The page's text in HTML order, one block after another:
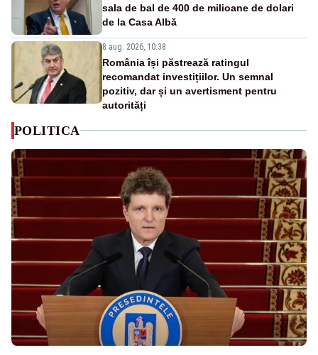
sala de bal de 400 de milioane de dolari
de la Casa Albă
8 aug. 2026, 10:38
România își păstrează ratingul
recomandat investițiilor. Un semnal
pozitiv, dar și un avertisment pentru
autorități
POLITICA